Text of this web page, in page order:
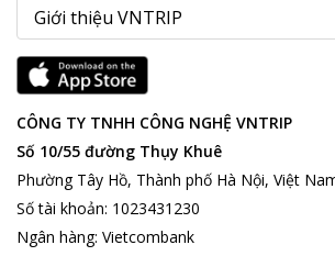
CÔNG TY TNHH CÔNG NGHỆ VNTRIP
Số 10/55 đường Thụy Khuê
Phường Tây Hồ, Thành phố Hà Nội, Việt
Số tài khoản: 1023431230
Ngân hàng: Vietcombank